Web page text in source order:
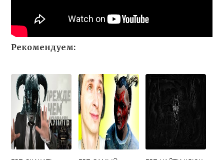
Рекомендуем: